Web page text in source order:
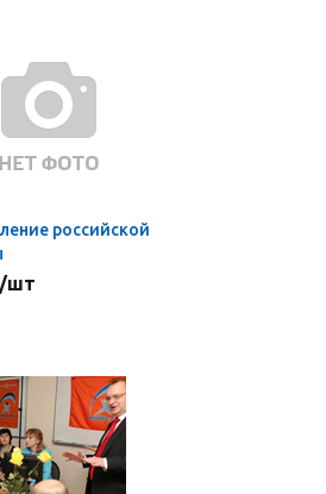
российской
/шт